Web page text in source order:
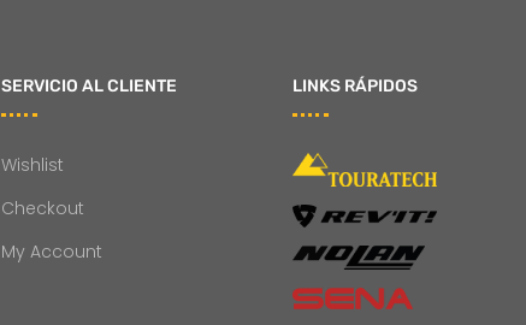
SERVICIO AL CLIENTE
Wishlist
Checkout
My Account
LINKS RÁPIDOS